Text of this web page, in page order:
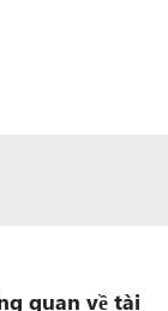
quan về tài